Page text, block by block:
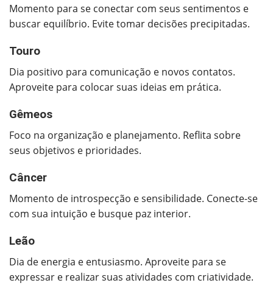
Momento para se conectar com seus sentimentos e
buscar equilíbrio. Evite tomar decisões precipitadas.
Touro
Dia positivo para comunicação e novos contatos.
Aproveite para colocar suas ideias em prática.
Gêmeos
Foco na organização e planejamento. Reflita sobre
seus objetivos e prioridades.
Câncer
Momento de introspecção e sensibilidade. Conecte-se
com sua intuição e busque paz interior.
Leão
Dia de energia e entusiasmo. Aproveite para se
expressar e realizar suas atividades com criatividade.